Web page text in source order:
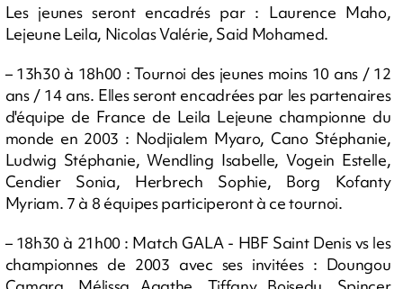
Les jeunes seront encadrés par : Laurence Maho,
Lejeune Leila, Nicolas Valérie, Said Mohamed.
– 13h30 à 18h00 : Tournoi des jeunes moins 10 ans / 12
ans / 14 ans. Elles seront encadrées par les partenaires
d'équipe de France de Leila Lejeune championne du
monde en 2003 : Nodjialem Myaro, Cano Stéphanie,
Ludwig Stéphanie, Wendling Isabelle, Vogein Estelle,
Cendier Sonia, Herbrech Sophie, Borg Kofanty
Myriam. 7 à 8 équipes participeront à ce tournoi.
– 18h30 à 21h00 : Match GALA - HBF Saint Denis vs les
championnes de 2003 avec ses invitées : Doungou